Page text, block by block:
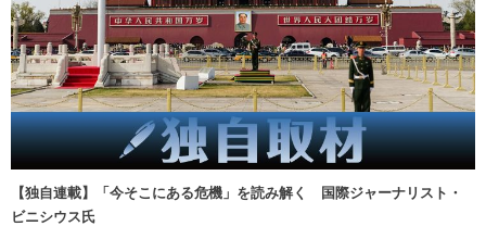
【独自連載】「今そこにある危機」を読み解く 国際ジャーナリスト・
ビニシウス氏